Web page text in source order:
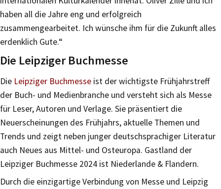
haben all die Jahre eng und erfolgreich
zusammengearbeitet. Ich wünsche ihm für die Zukunft alles
erdenklich Gute.“
Die Leipziger Buchmesse
Die Leipziger Buchmesse ist der wichtigste Frühjahrstreff
der Buch- und Medienbranche und versteht sich als Messe
für Leser, Autoren und Verlage. Sie präsentiert die
Neuerscheinungen des Frühjahrs, aktuelle Themen und
Trends und zeigt neben junger deutschsprachiger Literatur
auch Neues aus Mittel- und Osteuropa. Gastland der
Leipziger Buchmesse 2024 ist Niederlande & Flandern.
Durch die einzigartige Verbindung von Messe und Leipzig